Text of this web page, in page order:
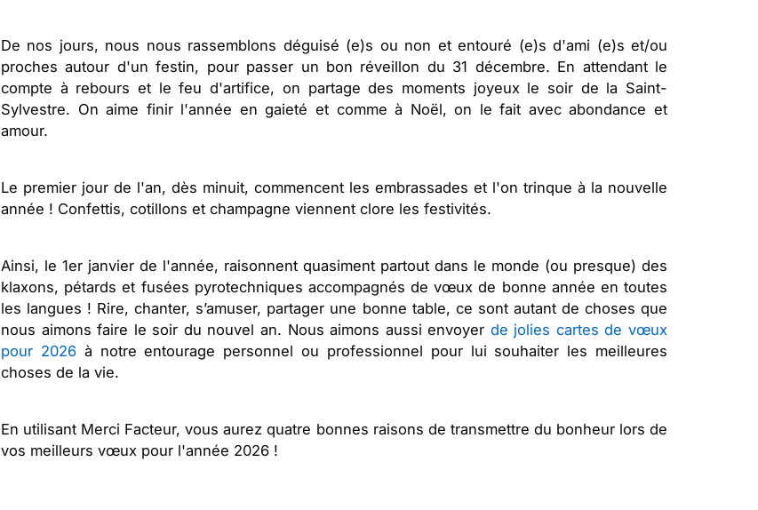
De nos jours, nous nous rassemblons déguisé (e)s ou non et entouré (e)s d'ami (e)s et/ou
proches autour d'un festin, pour passer un bon réveillon du 31 décembre. En attendant le
compte à rebours et le feu d'artifice, on partage des moments joyeux le soir de la Saint-
Sylvestre. On aime finir l'année en gaieté et comme à Noël, on le fait avec abondance et
amour.
Le premier jour de l'an, dès minuit, commencent les embrassades et l'on trinque à la nouvelle
année ! Confettis, cotillons et champagne viennent clore les festivités.
Ainsi, le 1er janvier de l'année, raisonnent quasiment partout dans le monde (ou presque) des
klaxons, pétards et fusées pyrotechniques accompagnés de vœux de bonne année en toutes
les langues ! Rire, chanter, s’amuser, partager une bonne table, ce sont autant de choses que
nous aimons faire le soir du nouvel an. Nous aimons aussi envoyer de jolies cartes de vœux
pour 2026à notre entourage personnel ou professionnel pour lui souhaiter les meilleures
choses de la vie.
En utilisant Merci Facteur, vous aurez quatre bonnes raisons de transmettre du bonheur lors de
vos meilleurs vœux pour l'année 2026 !